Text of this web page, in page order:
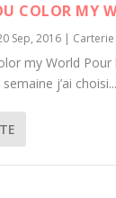
COLOR MY
Sep, 2016 | Carterie
my World Pour
j’ai choisi...